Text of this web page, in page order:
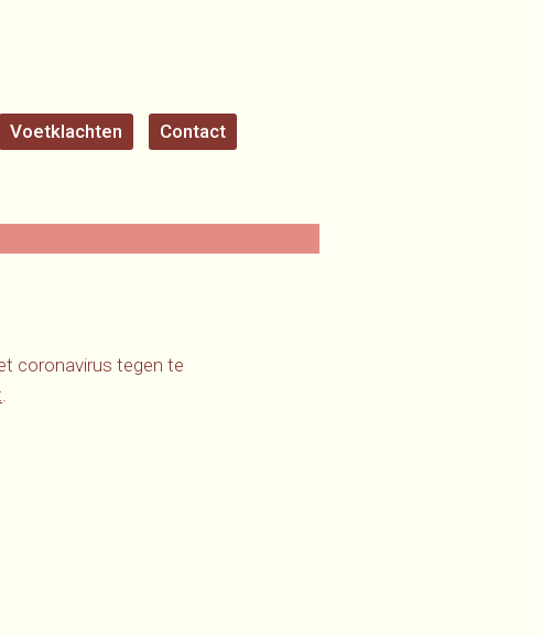
Voetklachten
Contact
coronavirus tegen te
.